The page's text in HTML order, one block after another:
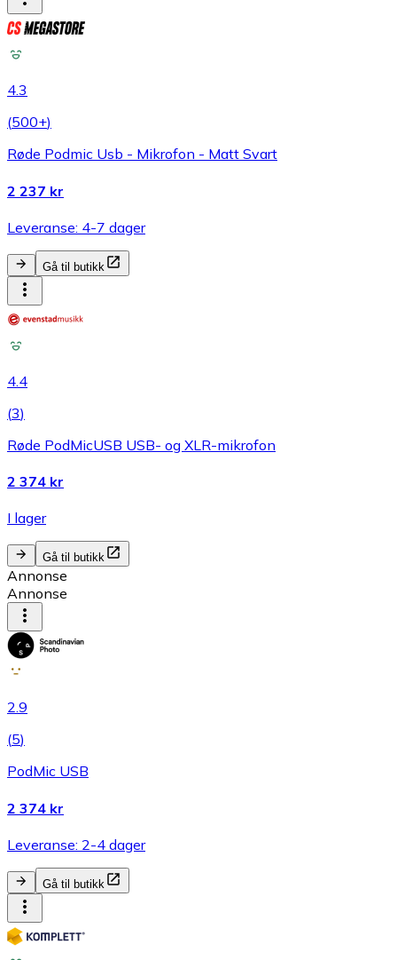
4.3
(500+)
Røde Podmic Usb - Mikrofon - Matt Svart
2 237 kr
Leveranse: 4-7 dager
Gå til butikk
4.4
(3)
Røde PodMicUSB USB- og XLR-mikrofon
2 374 kr
I lager
Gå til butikk
Annonse
Annonse
2.9
(5)
PodMic USB
2 374 kr
Leveranse: 2-4 dager
Gå til butikk